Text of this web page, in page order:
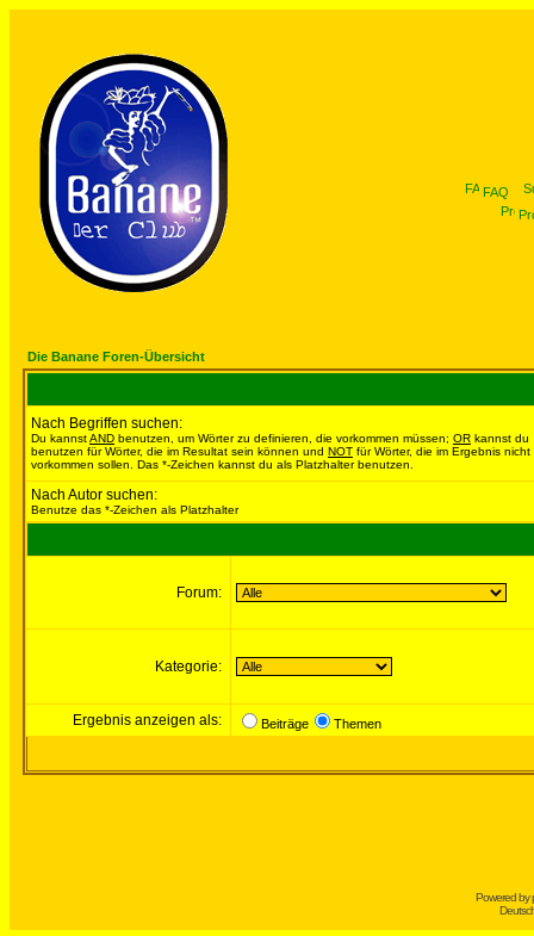
FAQ
Die Banane Foren-Übersicht
Nach Begriffen suchen:
Du kannstAND benutzen, um Wörter zu definieren, die vorkommen müssen; OR kannst du
benutzen für Wörter, die im Resultat sein können und NOT für Wörter, die im Ergebnis nicht
vorkommen sollen. Das *-Zeichen kannst du als Platzhalter benutzen.
Nach Autor suchen:
Benutze das *-Zeichen als Platzhalter
Forum:
Kategorie:
Ergebnis anzeigen als: Beiträge Themen
Powered by